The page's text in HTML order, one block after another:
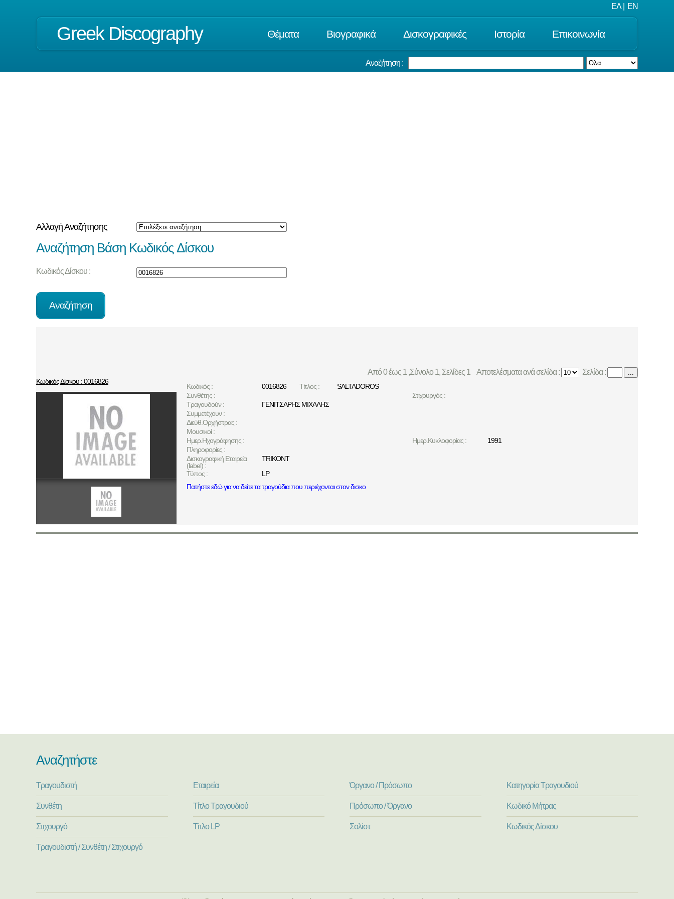
ΕΛ EN
Greek Discography Θέματα Βιογραφικά Δισκογραφικές Ιστορία Επικοινωνία
Αναζήτηση :
Αλλαγή Αναζήτησης
Αναζήτηση Βάση Κωδικός Δίσκου
Κωδικός Δίσκου :
Από 0 έως 1 ,Σύνολο 1, Σελίδες 1 Αποτελέσματα ανά σελίδα : Σελίδα : ...
Κωδικός Δίσκου : 0016826
Κωδικός : 0016826 Τίτλος :
SALTADOROS
Συνθέτης :
Στιχουργός :
Τραγουδούν :
ΓΕΝΙΤΣΑΡΗΣ ΜΙΧΑΛΗΣ
Συμμετέχουν :
Διεύθ.Ορχήστρας :
Μουσικοί :
Ημερ.Ηχογράφησης :
Ημερ.Κυκλοφορίας :
1991
Πληροφορίες :
Δισκογραφική Εταιρεία
(label) :
TRIKONT
Τύπος :
LP
Πατήστε εδώ για να δείτε τα τραγούδια που περιέχονται στον δισκο
Αναζητήστε
Τραγουδιστή
Συνθέτη
Στιχουργό
Τραγουδιστή / Συνθέτη / Στιχουργό
Εταιρεία
Τίτλο Τραγουδιού
Τίτλο LP
Όργανο / Πρόσωπο
Πρόσωπο / Όργανο
Σολίστ
Κατηγορία Τραγουδιού
Κωδικό Μήτρας
Κωδικός Δίσκου